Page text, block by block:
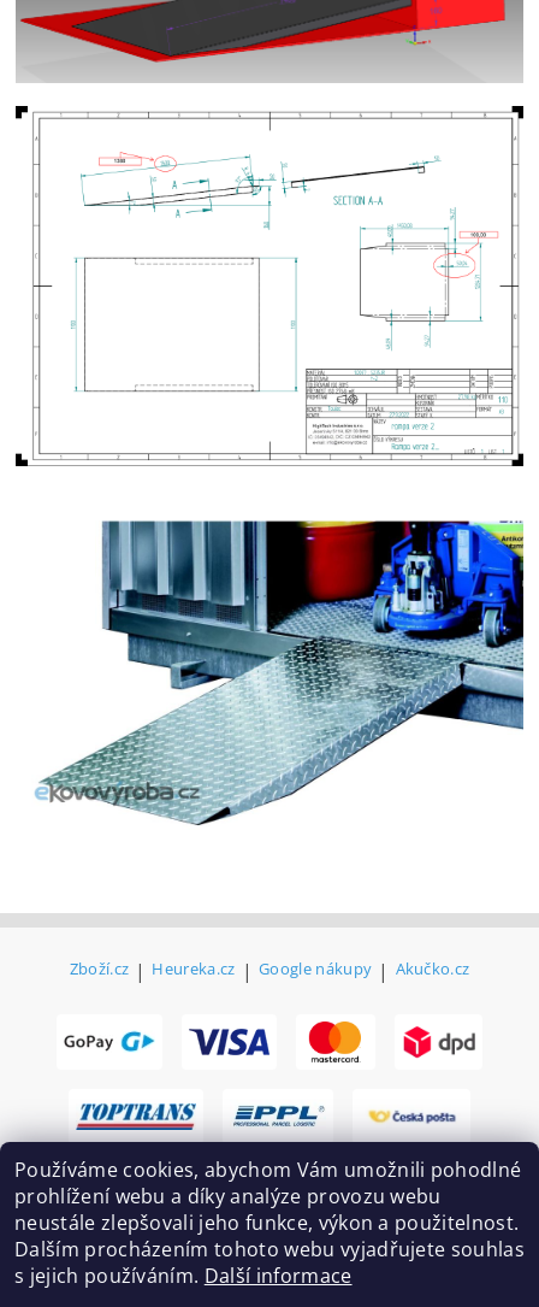
Zboží.cz | Heureka.cz | Google nákupy | Akučko.cz
Používáme cookies, abychom Vám umožnili pohodlné
prohlížení webu a díky analýze provozu webu
neustále zlepšovali jeho funkce, výkon a použitelnost.
Dalším procházením tohoto webu vyjadřujete souhlas
s jejich používáním. Další informace